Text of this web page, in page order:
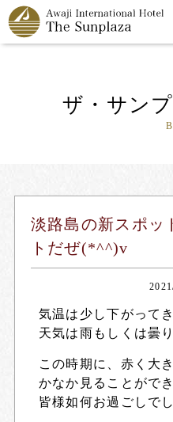
ザ・サン
淡路島の新スポ
トだぜ(*^^)v
気温は少し下がって
天気は雨もしくは曇
この時期に、赤く大
かなか見ることがで
皆様如何お過ごしで